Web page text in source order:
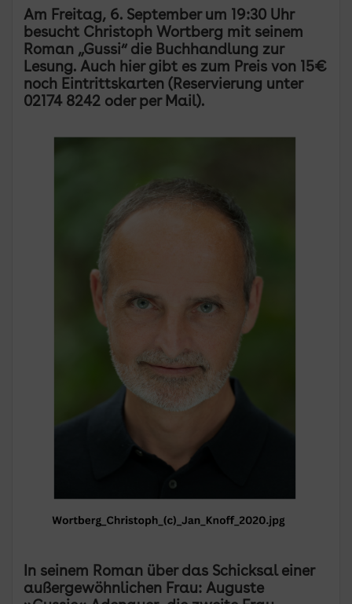
Am Freitag, 6. September um 19:30 Uhr
besucht Christoph Wortberg mit seinem
Roman „Gussi“ die Buchhandlung zur
Lesung. Auch hier gibt es zum Preis von 15€
noch Eintrittskarten (Reservierung unter
02174 8242 oder per Mail).
In seinem Roman über das Schicksal einer
außergewöhnlichen Frau: Auguste